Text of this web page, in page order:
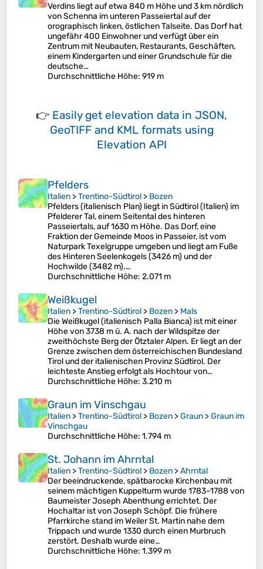
Verdins liegt auf etwa 840 m Höhe und 3 km nördlich
von Schenna im unteren Passeiertal auf der
orographisch linken, östlichen Talseite. Das Dorf hat
ungefähr 400 Einwohner und verfügt über ein
Zentrum mit Neubauten, Restaurants, Geschäften,
einem Kindergarten und einer Grundschule für die
deutsche…
Durchschnittliche Höhe: 919 m
👉 Easily get elevation data in JSON,
GeoTIFF and KML formats using
Elevation API
Pfelders
Italien >Trentino-Südtirol > Bozen
Pfelders (italienisch Plan) liegt in Südtirol (Italien) im
Pfelderer Tal, einem Seitental des hinteren
Passeiertals, auf 1630 m Höhe. Das Dorf, eine
Fraktion der Gemeinde Moos in Passeier, ist vom
Naturpark Texelgruppe umgeben und liegt am Fuße
des Hinteren Seelenkogels (3426 m) und der
Hochwilde (3482 m).…
Durchschnittliche Höhe: 2.071 m
Weißkugel
Italien >Trentino-Südtirol > Bozen > Mals
Die Weißkugel (italienisch Palla Bianca) ist mit einer
Höhe von 3738 m ü. A. nach der Wildspitze der
zweithöchste Berg der Ötztaler Alpen. Er liegt an der
Grenze zwischen dem österreichischen Bundesland
Tirol und der italienischen Provinz Südtirol. Der
leichteste Anstieg erfolgt als Hochtour von…
Durchschnittliche Höhe: 3.210 m
Graun im Vinschgau
Italien >Trentino-Südtirol > Bozen >Graun >Graun im
Vinschgau
Durchschnittliche Höhe: 1.794 m
St. Johann im Ahrntal
Italien >Trentino-Südtirol > Bozen >Ahrntal
Der beeindruckende, spätbarocke Kirchenbau mit
seinem mächtigen Kuppelturm wurde 1783–1788 von
Baumeister Joseph Abenthung errichtet. Der
Hochaltar ist von Joseph Schöpf. Die frühere
Pfarrkirche stand im Weiler St. Martin nahe dem
Trippach und wurde 1330 durch einen Murbruch
zerstört. Deshalb wurde eine…
Durchschnittliche Höhe: 1.399 m